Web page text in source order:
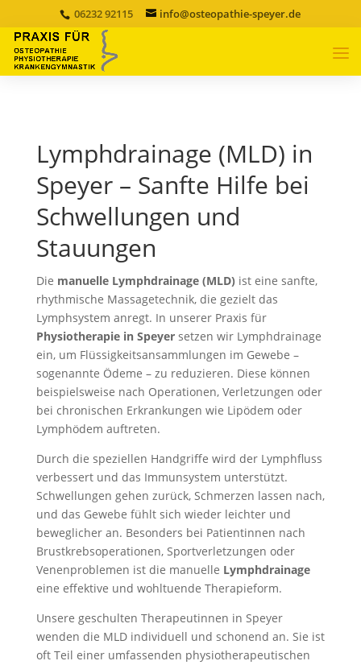
06232 92115 info@osteopathie-speyer.de
Lymphdrainage (MLD) in
Speyer – Sanfte Hilfe bei
Schwellungen und
Stauungen
Die manuelle Lymphdrainage (MLD) ist eine sanfte,
rhythmische Massagetechnik, die gezielt das
Lymphsystem anregt. In unserer Praxis für
Physiotherapie in Speyersetzen wir Lymphdrainage
ein, um Flüssigkeitsansammlungen im Gewebe –
sogenannte Ödeme – zu reduzieren. Diese können
beispielsweise nach Operationen, Verletzungen oder
bei chronischen Erkrankungen wie Lipödem oder
Lymphödem auftreten.
Durch die speziellen Handgriffe wird der Lymphfluss
verbessert und das Immunsystem unterstützt.
Schwellungen gehen zurück, Schmerzen lassen nach,
und das Gewebe fühlt sich wieder leichter und
beweglicher an. Besonders bei Patientinnen nach
Brustkrebsoperationen, Sportverletzungen oder
Venenproblemen ist die manuelle Lymphdrainage
eine effektive und wohltuende Therapieform.
Unsere geschulten Therapeutinnen in Speyer
wenden die MLD individuell und schonend an. Sie ist
oft Teil einer umfassenden physiotherapeutischen